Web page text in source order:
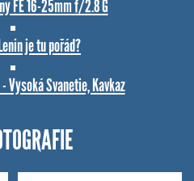
FE 16-25mm f/2.8 G
je tu pořád?
Svanetie, Kavkaz